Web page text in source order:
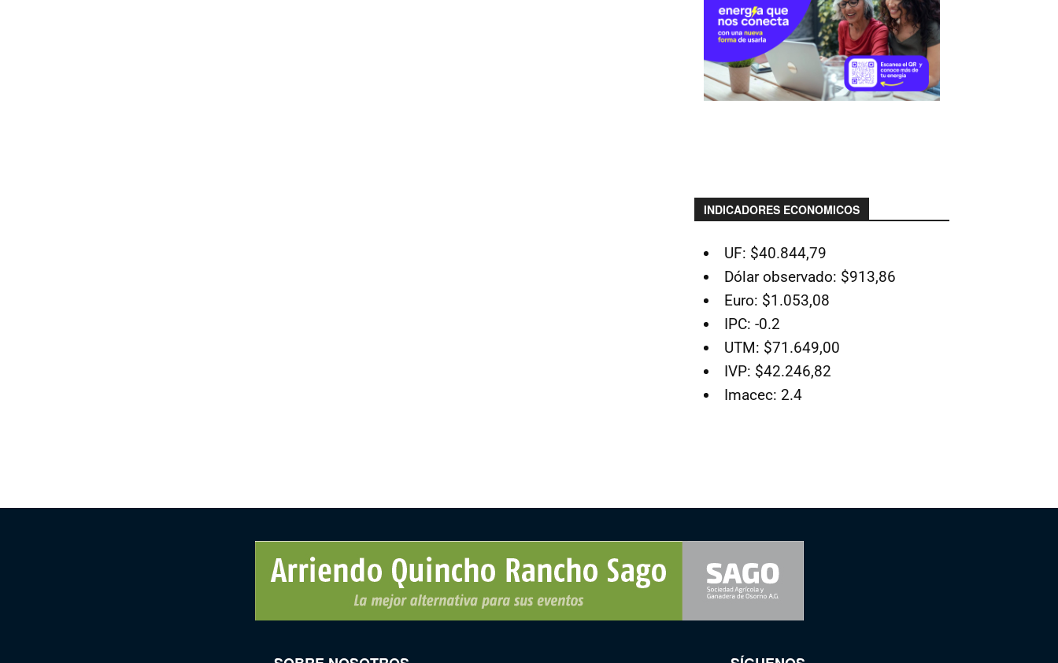
INDICADORES ECONOMICOS
UF: $40.844,79
Dólar observado: $913,86
Euro: $1.053,08
IPC: -0.2
UTM: $71.649,00
IVP: $42.246,82
Imacec: 2.4